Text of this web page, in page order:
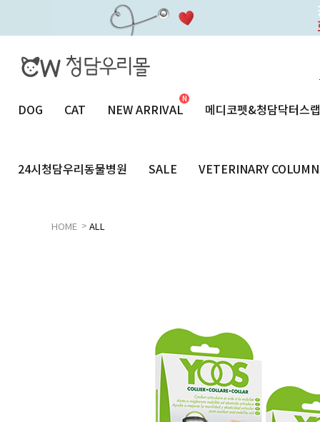
DOG CAT NEW ARRIVAL 메디코펫&청담닥터스랩
24시청담우리동물병원 SALE VETERINARY COLUMN
HOME > ALL